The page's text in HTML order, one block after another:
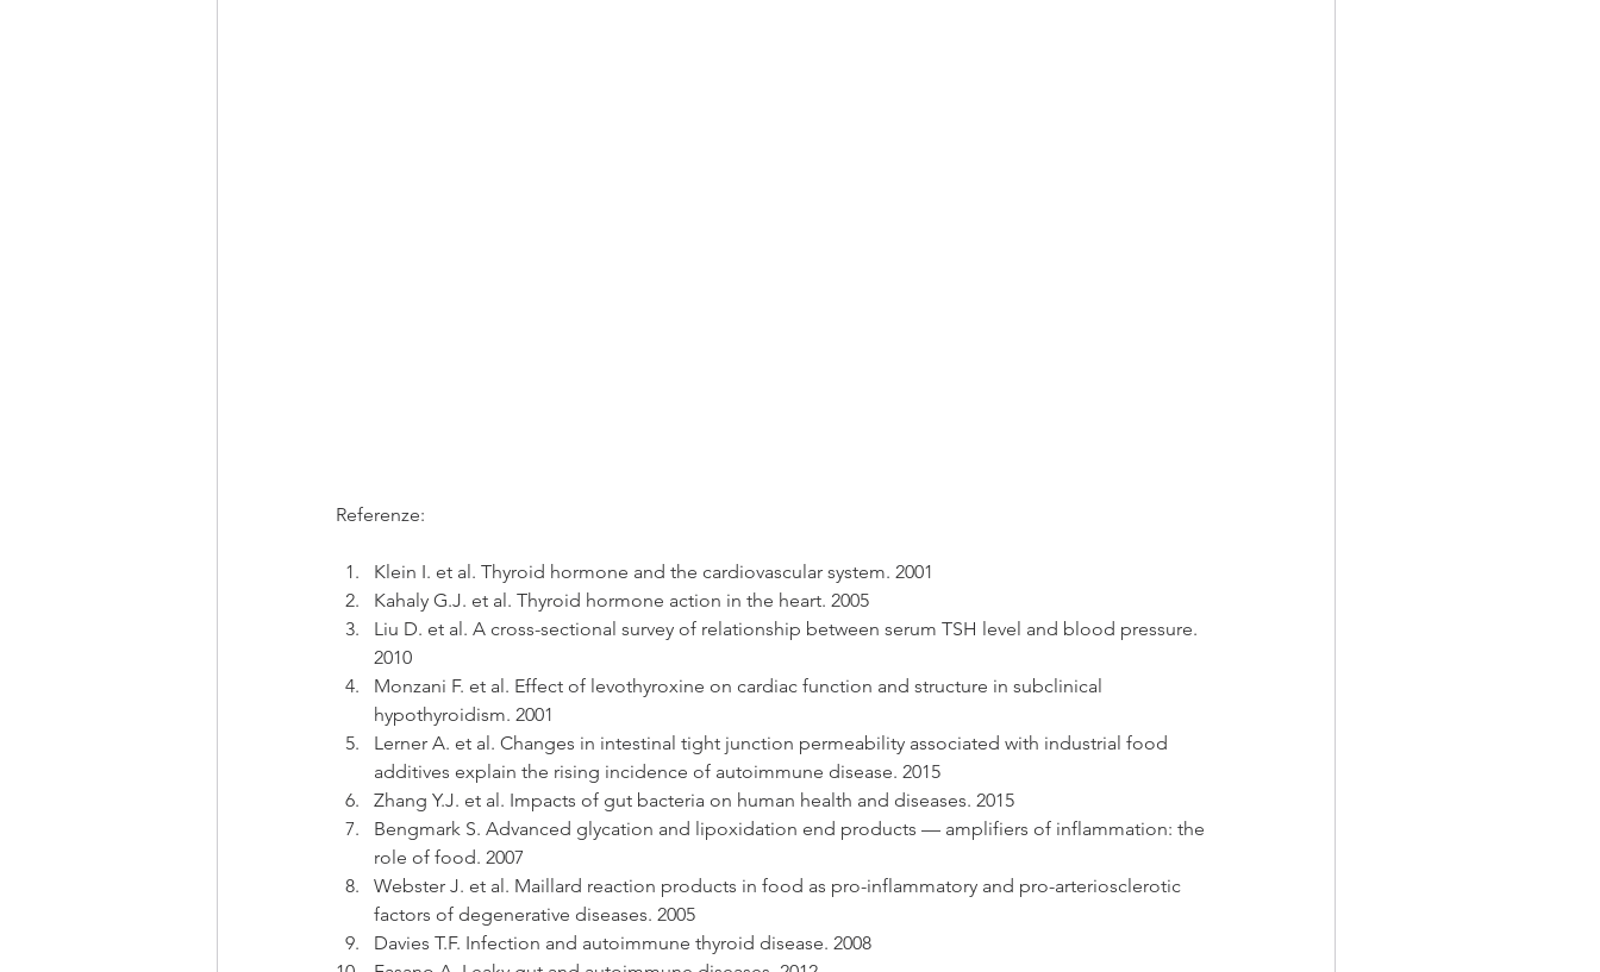
Referenze:
Klein I. et al. Thyroid hormone and the cardiovascular system. 2001
Kahaly G.J. et al. Thyroid hormone action in the heart. 2005
Liu D. et al. A cross-sectional survey of relationship between serum TSH level and blood pressure.
2010
Monzani F. et al. Effect of levothyroxine on cardiac function and structure in subclinical
hypothyroidism. 2001
Lerner A. et al. Changes in intestinal tight junction permeability associated with industrial food
additives explain the rising incidence of autoimmune disease. 2015
Zhang Y.J. et al. Impacts of gut bacteria on human health and diseases. 2015
Bengmark S. Advanced glycation and lipoxidation end products — amplifiers of inflammation: the
role of food. 2007
Webster J. et al. Maillard reaction products in food as pro-inflammatory and pro-arteriosclerotic
factors of degenerative diseases. 2005
Davies T.F. Infection and autoimmune thyroid disease. 2008